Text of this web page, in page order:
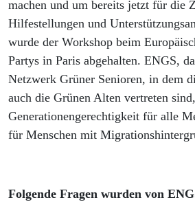
machen und um bereits jetzt für die
Hilfestellungen und
wurde der Workshop beim
Partys in Paris abgehalten. ENGS,
Netzwerk Grüner Senioren, in dem
auch die Grünen Alten vertreten
Generationengerechtigkeit für alle
für Menschen mit
Folgende Fragen wurden von